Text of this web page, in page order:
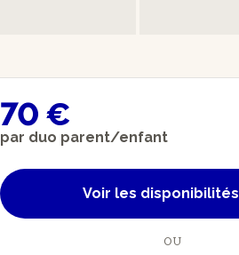
70 €
par duo parent/enfant
Voir les disponibilités
OU